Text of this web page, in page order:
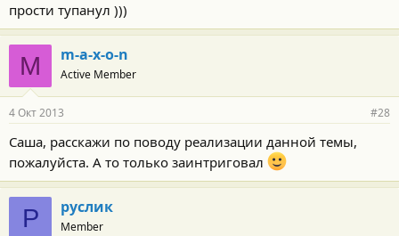
прости тупанул )))
M m-a-x-o-n
Active Member
4 Окт 2013 #28
Саша, расскажи по поводу реализации данной темы,
пожалуйста. А то только заинтриговал
Р руслик
Member